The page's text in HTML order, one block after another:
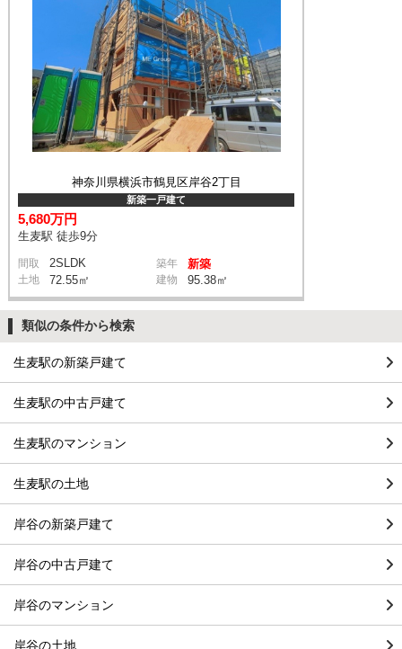
神奈川県横浜市鶴見区岸谷2丁目
新築一戸建て
5,680万円
生麦駅 徒歩9分
間取 2SLDK 築年 新築
土地 72.55㎡ 建物 95.38㎡
類似の条件から検索
生麦駅の新築戸建て
生麦駅の中古戸建て
生麦駅のマンション
生麦駅の土地
岸谷の新築戸建て
岸谷の中古戸建て
岸谷のマンション
岸谷の土地